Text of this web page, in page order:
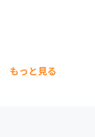
もっと見る